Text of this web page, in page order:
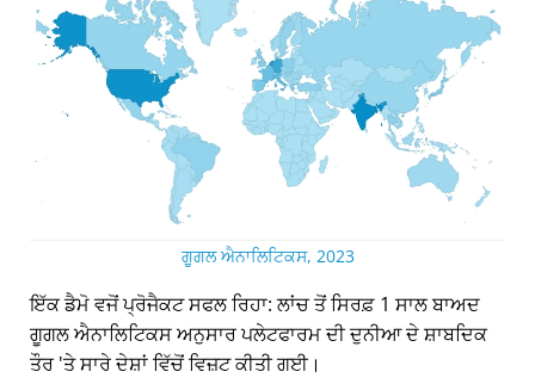
ਗੂਗਲ ਐਨਾਲਿਟਿਕਸ, 2023
ਇੱਕ ਡੈਮੋ ਵਜੋਂ ਪ੍ਰੋਜੈਕਟ ਸਫਲ ਰਿਹਾ: ਲਾਂਚ ਤੋਂ ਸਿਰਫ਼ 1 ਸਾਲ ਬਾਅਦ
ਗੂਗਲ ਐਨਾਲਿਟਿਕਸ ਅਨੁਸਾਰ ਪਲੇਟਫਾਰਮ ਦੀ ਦੁਨੀਆ ਦੇ ਸ਼ਾਬਦਿਕ
ਤੌਰ 'ਤੇ ਸਾਰੇ ਦੇਸ਼ਾਂ ਵਿੱਚੋਂ ਵਿਜ਼ਟ ਕੀਤੀ ਗਈ।